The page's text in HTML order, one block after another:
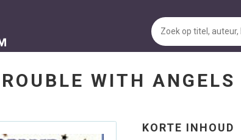
WITH
KORTE INHOUD